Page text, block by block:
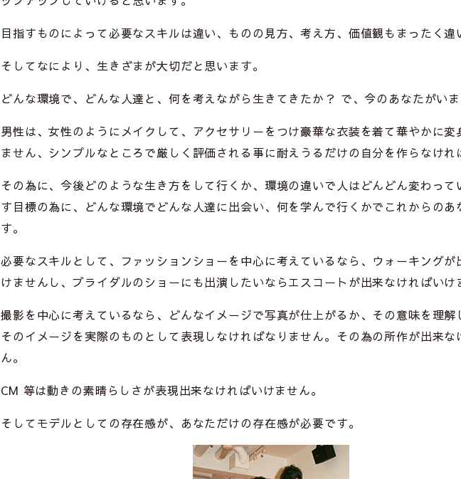
目指すものによって必要なスキルは違い、ものの見方、考え方、価値観もまったく違
そしてなにより、生きざまが大切だと思います。
どんな環境で、どんな人達と、何を考えながら生きてきたか？ で、今のあなたがいま
男性は、女性のようにメイクして、アクセサリーをつけ豪華な衣装を着て華やかに変
ません、シンプルなところで厳しく評価される事に耐えうるだけの自分を作らなけれ
その為に、今後どのような生き方をして行くか、環境の違いで人はどんどん変わって
す目標の為に、どんな環境でどんな人達に出会い、何を学んで行くかでこれからのあ
す。
必要なスキルとして、ファッションショーを中心に考えているなら、ウォーキングが
けませんし、ブライダルのショーにも出演したいならエスコートが出来なければいけ
撮影を中心に考えているなら、どんなイメージで写真が仕上がるか、その意味を理解
そのイメージを実際のものとして表現しなければなりません。その為の所作が出来な
ん。
CM 等は動きの素晴らしさが表現出来なければいけません。
そしてモデルとしての存在感が、あなただけの存在感が必要です。